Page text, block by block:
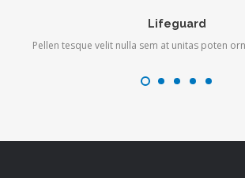
Lifeguard
Pellen tesque velit nulla sem at unitas poten